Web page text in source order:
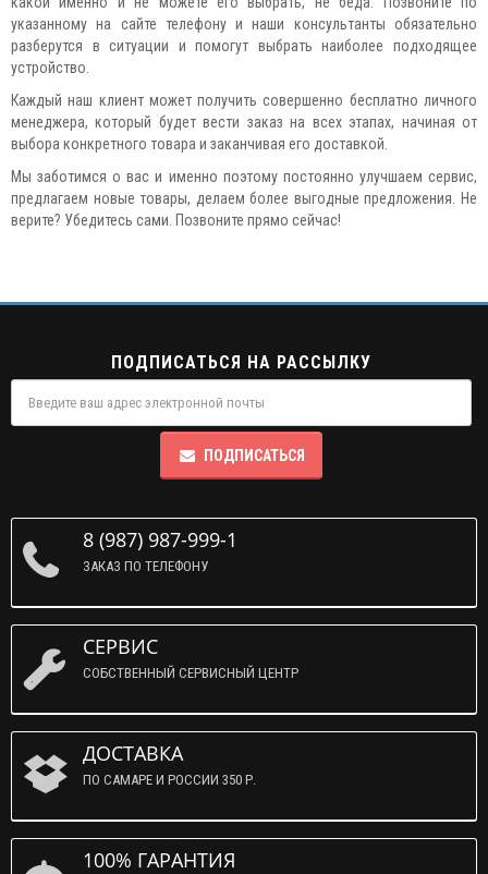
указанному на сайте телефону и наши консультанты обязательно
разберутся в ситуации и помогут выбрать наиболее подходящее
устройство.
Каждый наш клиент может получить совершенно бесплатно личного
менеджера, который будет вести заказ на всех этапах, начиная от
выбора конкретного товара и заканчивая его доставкой.
Мы заботимся о вас и именно поэтому постоянно улучшаем сервис,
предлагаем новые товары, делаем более выгодные предложения. Не
верите? Убедитесь сами. Позвоните прямо сейчас!
ПОДПИСАТЬСЯ НА РАССЫЛКУ
ПОДПИСАТЬСЯ
8 (987) 987-999-1
ЗАКАЗ ПО ТЕЛЕФОНУ
СЕРВИС
СОБСТВЕННЫЙ СЕРВИСНЫЙ ЦЕНТР
ДОСТАВКА
ПО САМАРЕ И РОССИИ 350 Р.
100% ГАРАНТИЯ